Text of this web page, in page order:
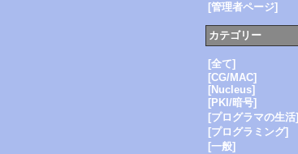
[管理者ページ]
カテゴリー
[全て]
[CG/MAC]
[Nucleus]
[PKI/暗号]
[プログラマの生活]
[プログラミング]
[一般]